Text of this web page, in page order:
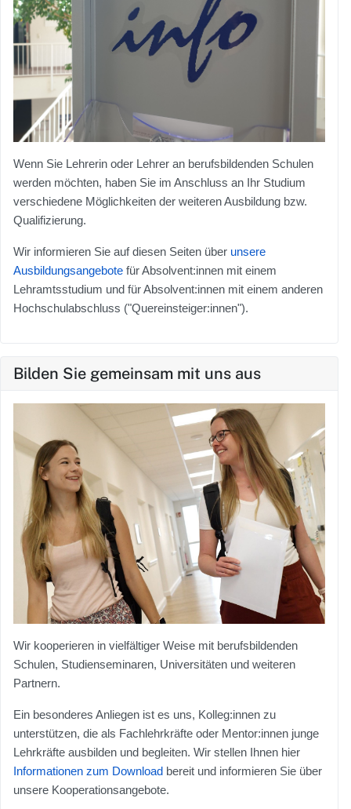
Wenn Sie Lehrerin oder Lehrer an berufsbildenden Schulen
werden möchten, haben Sie im Anschluss an Ihr Studium
verschiedene Möglichkeiten der weiteren Ausbildung bzw.
Qualifizierung.
Wir informieren Sie auf diesen Seiten über unsere
Ausbildungsangebote für Absolvent:innen mit einem
Lehramtsstudium und für Absolvent:innen mit einem anderen
Hochschulabschluss ("Quereinsteiger:innen").
Bilden Sie gemeinsam mit uns aus
Wir kooperieren in vielfältiger Weise mit berufsbildenden
Schulen, Studienseminaren, Universitäten und weiteren
Partnern.
Ein besonderes Anliegen ist es uns, Kolleg:innen zu
unterstützen, die als Fachlehrkräfte oder Mentor:innen junge
Lehrkräfte ausbilden und begleiten. Wir stellen Ihnen hier
Informationen zum Download bereit und informieren Sie über
unsere Kooperationsangebote.